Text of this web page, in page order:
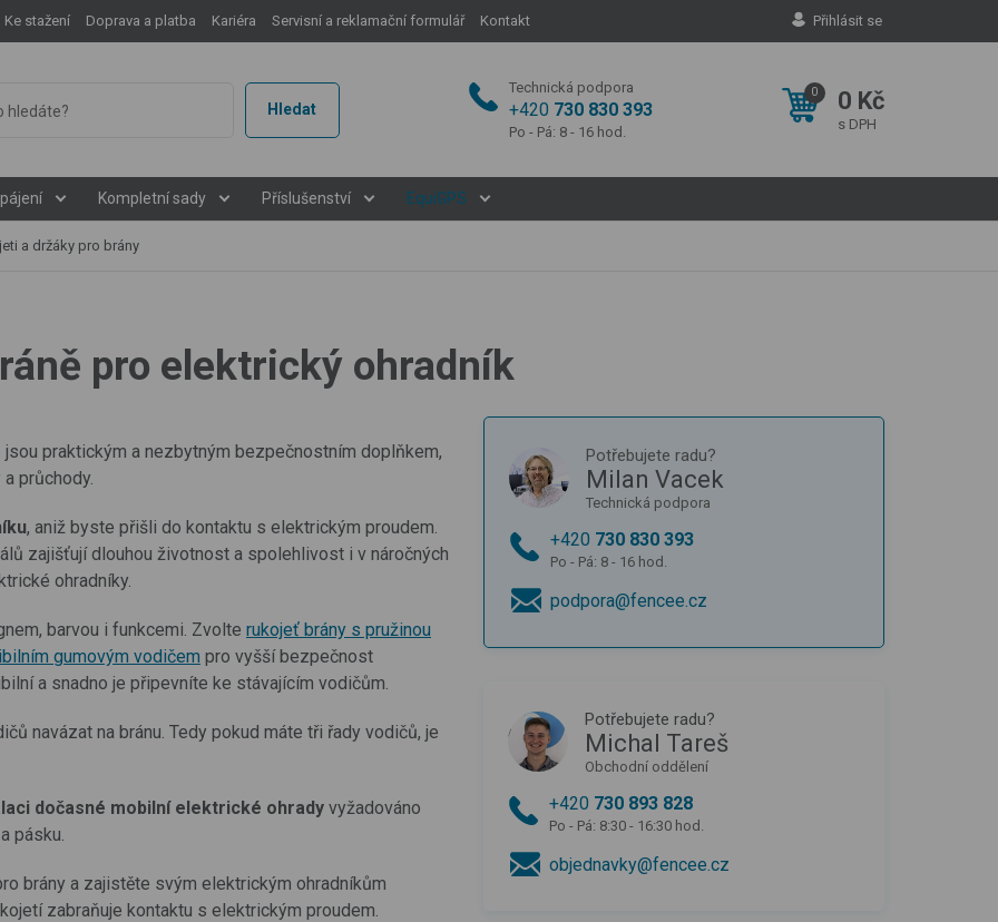
Ke stažení Doprava a platba Kariéra Servisní a reklamační formulář Kontakt Přihlásit se
Hledat
Technická podpora
+420 730 830 393
Po - Pá: 8 - 16 hod.
0 0 Kč
s DPH
Kompletní sady Příslušenství EquiGPS
a držáky pro brány
pro elektrický ohradník
praktickým a nezbytným bezpečnostním doplňkem,
průchody.
, aniž byste přišli do kontaktu s elektrickým proudem.
zajišťují dlouhou životnost a spolehlivost i v náročných
ohradníky.
barvou i funkcemi. Zvolte rukojeť brány s pružinou
gumovým vodičem pro vyšší bezpečnost
a snadno je připevníte ke stávajícím vodičům.
navázat na bránu. Tedy pokud máte tři řady vodičů, je
dočasné mobilní elektrické ohrady vyžadováno
pásku.
brány a zajistěte svým elektrickým ohradníkům
zabraňuje kontaktu s elektrickým proudem.
Potřebujete radu?
Milan Vacek
Technická podpora
+420 730 830 393
Po - Pá: 8 - 16 hod.
podpora@fencee.cz
Potřebujete radu?
Michal Tareš
Obchodní oddělení
+420 730 893 828
Po - Pá: 8:30 - 16:30 hod.
objednavky@fencee.cz